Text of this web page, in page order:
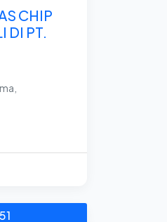
CHIP
DI PT.